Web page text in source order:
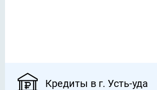
Кредиты в г. Усть-уда